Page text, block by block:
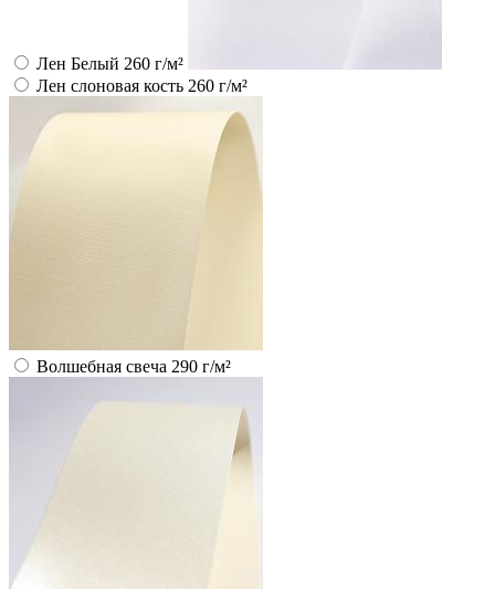
Лен Белый 260 г/м²
Лен слоновая кость 260 г/м²
Волшебная свеча 290 г/м²